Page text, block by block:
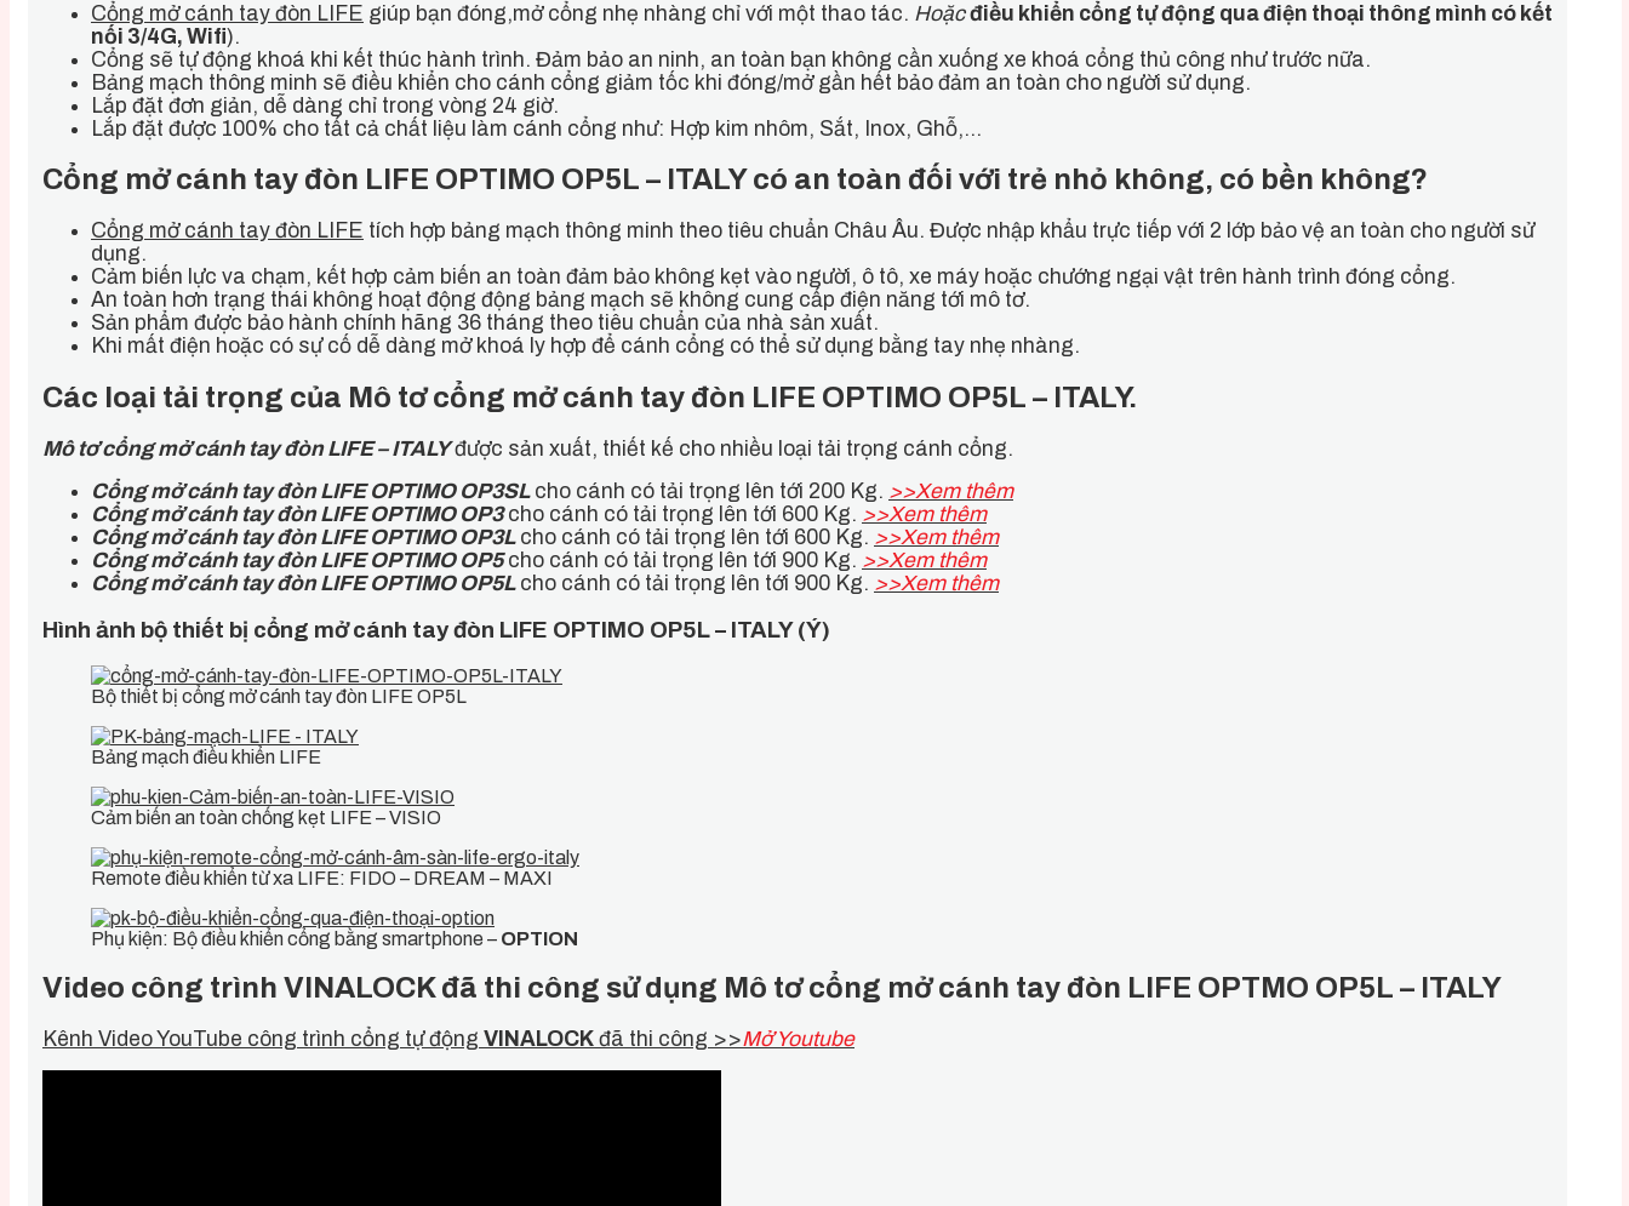
Cổng mở cánh tay đòn LIFE giúp bạn đóng,mở cổng nhẹ nhàng chỉ với một thao tác. Hoặc điều khiển cổng tự động qua điện thoại thông mình có kết
nối 3/4G, Wifi).
Cổng sẽ tự động khoá khi kết thúc hành trình. Đảm bảo an ninh, an toàn bạn không cần xuống xe khoá cổng thủ công như trước nữa.
Bảng mạch thông minh sẽ điều khiển cho cánh cổng giảm tốc khi đóng/mở gần hết bảo đảm an toàn cho người sử dụng.
Lắp đặt đơn giản, dễ dàng chỉ trong vòng 24 giờ.
Lắp đặt được 100% cho tất cả chất liệu làm cánh cổng như: Hợp kim nhôm, Sắt, Inox, Ghỗ,…
Cổng mở cánh tay đòn LIFE OPTIMO OP5L – ITALY có an toàn đối với trẻ nhỏ không, có bền không?
Cổng mở cánh tay đòn LIFE tích hợp bảng mạch thông minh theo tiêu chuẩn Châu Âu. Được nhập khẩu trực tiếp với 2 lớp bảo vệ an toàn cho người sử
dụng.
Cảm biến lực va chạm, kết hợp cảm biến an toàn đảm bảo không kẹt vào người, ô tô, xe máy hoặc chướng ngại vật trên hành trình đóng cổng.
An toàn hơn trạng thái không hoạt động động bảng mạch sẽ không cung cấp điện năng tới mô tơ.
Sản phẩm được bảo hành chính hãng 36 tháng theo tiêu chuẩn của nhà sản xuất.
Khi mất điện hoặc có sự cố dễ dàng mở khoá ly hợp để cánh cổng có thể sử dụng bằng tay nhẹ nhàng.
Các loại tải trọng của Mô tơ cổng mở cánh tay đòn LIFE OPTIMO OP5L – ITALY.
Mô tơ cổng mở cánh tay đòn LIFE – ITALYđược sản xuất, thiết kế cho nhiều loại tải trọng cánh cổng.
Cổng mở cánh tay đòn LIFE OPTIMO OP3SLcho cánh có tải trọng lên tới 200 Kg. >>Xem thêm
Cổng mở cánh tay đòn LIFE OPTIMO OP3cho cánh có tải trọng lên tới 600 Kg. >>Xem thêm
Cổng mở cánh tay đòn LIFE OPTIMO OP3Lcho cánh có tải trọng lên tới 600 Kg. >>Xem thêm
Cổng mở cánh tay đòn LIFE OPTIMO OP5cho cánh có tải trọng lên tới 900 Kg. >>Xem thêm
Cổng mở cánh tay đòn LIFE OPTIMO OP5Lcho cánh có tải trọng lên tới 900 Kg. >>Xem thêm
Hình ảnh bộ thiết bị cổng mở cánh tay đòn LIFE OPTIMO OP5L – ITALY (Ý)
Bộ thiết bị cổng mở cánh tay đòn LIFE OP5L
Bảng mạch điều khiển LIFE
Cảm biến an toàn chống kẹt LIFE – VISIO
Remote điều khiển từ xa LIFE: FIDO – DREAM – MAXI
Phụ kiện: Bộ điều khiển cổng bằng smartphone – OPTION
Video công trình VINALOCK đã thi công sử dụng Mô tơ cổng mở cánh tay đòn LIFE OPTMO OP5L – ITALY
Kênh Video YouTube công trình cổng tự động VINALOCK đã thi công >>Mở Youtube